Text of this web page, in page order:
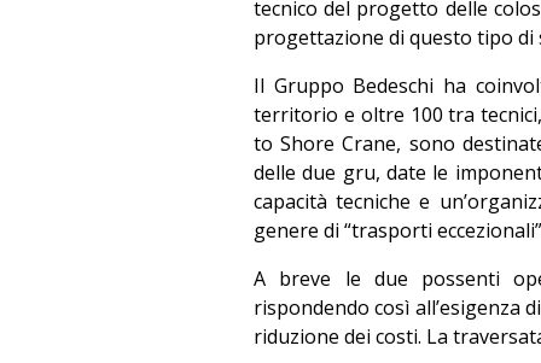
tecnico del progetto delle
progettazione di questo tipo
Il Gruppo Bedeschi ha
territorio e oltre 100 tra
to Shore Crane, sono
delle due gru, date le
capacità tecniche e
genere di “trasporti
A breve le due possenti
rispondendo così all’esigenza
riduzione dei costi. La